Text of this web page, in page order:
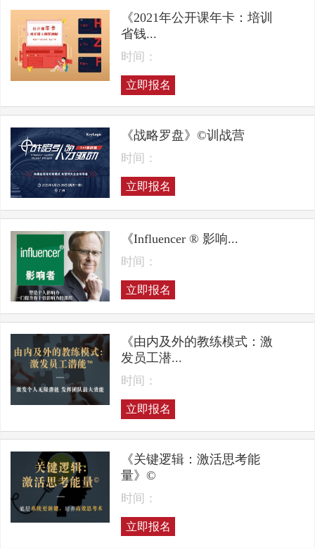
《2021年公开课年卡：培训
省钱...
时间：
立即报名
《战略罗盘》©训战营
时间：
立即报名
《Influencer ® 影响...
时间：
立即报名
《由内及外的教练模式：激
发员工潜...
时间：
立即报名
《关键逻辑：激活思考能
量》©
时间：
立即报名